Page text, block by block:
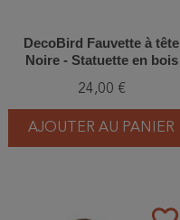
DecoBird Fauvette à tête
Noire - Statuette en bois
24,00 €
AJOUTER AU PANIER